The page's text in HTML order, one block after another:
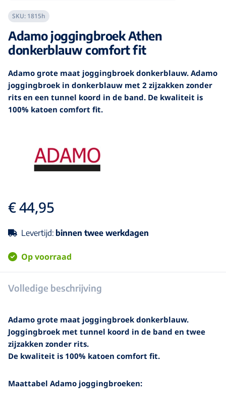
SKU: 1815h
Adamo joggingbroek Athen
donkerblauw comfort fit
Adamo grote maat joggingbroek donkerblauw. Adamo
joggingbroek in donkerblauw met 2 zijzakken zonder
rits en een tunnel koord in de band. De kwaliteit is
100% katoen comfort fit.
€ 44,95
Levertijd: binnen twee werkdagen
Op voorraad
Volledige beschrijving
Adamo grote maat joggingbroek donkerblauw.
Joggingbroek met tunnel koord in de band en twee
zijzakken zonder rits.
De kwaliteit is 100% katoen comfort fit.
Maattabel Adamo joggingbroeken: